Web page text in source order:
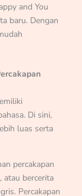
and You
baru. Dengan
Di sini,
luas serta
percakapan
atau bercerita
Percakapan